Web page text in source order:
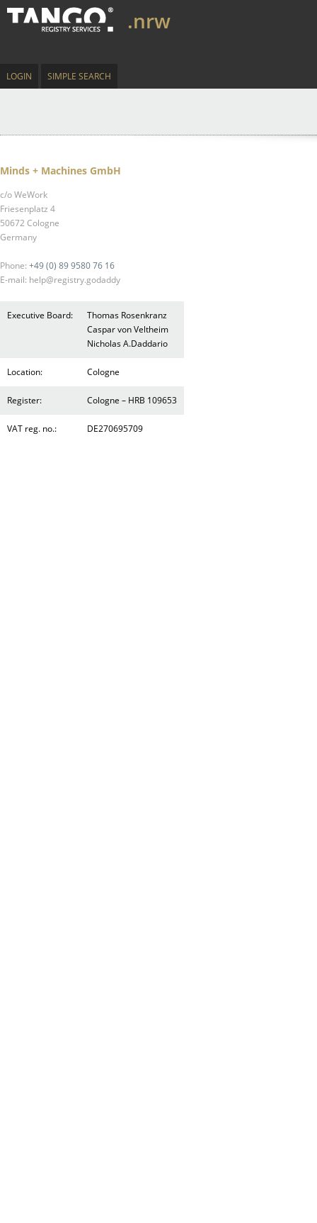
.nrw
LOGIN SIMPLE SEARCH
Minds + Machines GmbH
c/o WeWork
Friesenplatz 4
50672 Cologne
Germany
Phone: +49 (0) 89 9580 76 16
E-mail: help@registry.godaddy
Executive Board:
Thomas Rosenkranz
Caspar von Veltheim
Nicholas A.Daddario
Location: Cologne
Register: Cologne – HRB 109653
VAT reg. no.: DE270695709